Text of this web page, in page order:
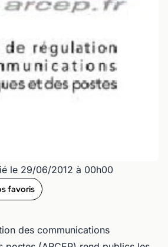
le 29/06/2012 à 00h00
favoris
des communications